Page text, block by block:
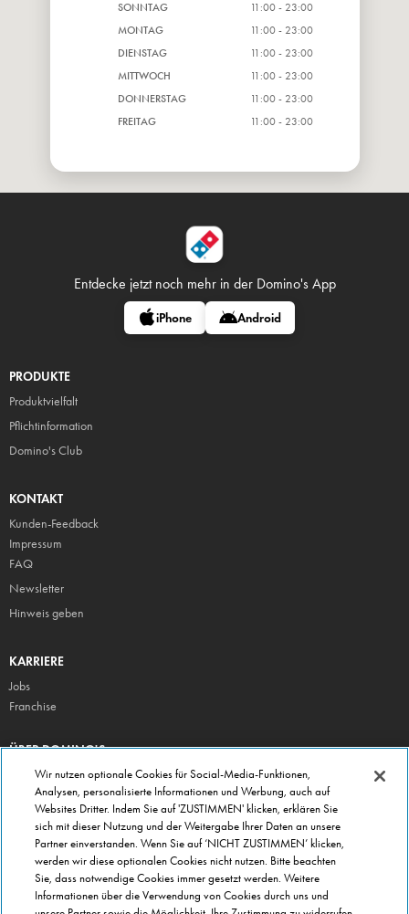
SONNTAG
11:00 - 23:00
MONTAG
11:00 - 23:00
DIENSTAG
11:00 - 23:00
MITTWOCH
11:00 - 23:00
DONNERSTAG
11:00 - 23:00
FREITAG
11:00 - 23:00
Entdecke jetzt noch mehr in der Domino's App
iPhone Android
PRODUKTE
Produktvielfalt
Pflichtinformation
Domino's Club
KONTAKT
Kunden-Feedback
Impressum
FAQ
Newsletter
Hinweis geben
KARRIERE
Jobs
Franchise
ÜBER DOMINO'S
Storesuche
Presse
Domino's App
Unternehmen
Geschenkgutscheine
Cookie Einstellungen
Wir nutzen optionale Cookies für Social-Media-Funktionen,
Analysen, personalisierte Informationen und Werbung, auch auf
Websites Dritter. Indem Sie auf 'ZUSTIMMEN' klicken, erklären Sie
sich mit dieser Nutzung und der Weitergabe Ihrer Daten an unsere
Partner einverstanden. Wenn Sie auf ‘NICHT ZUSTIMMEN’ klicken,
werden wir diese optionalen Cookies nicht nutzen. Bitte beachten
Sie, dass notwendige Cookies immer gesetzt werden. Weitere
Informationen über die Verwendung von Cookies durch uns und